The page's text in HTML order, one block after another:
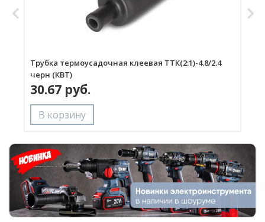
Трубка термоусадочная клеевая ТТК(2:1)-4.8/2.4
черн (КВТ)
30.67 руб.